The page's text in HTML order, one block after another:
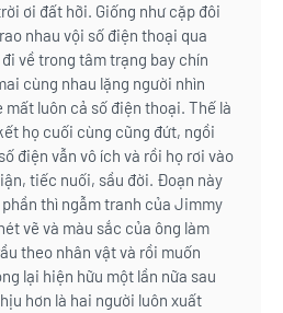
ơi đất hỡi. Giống như cặp đôi
nhau vội số điện thoại qua
về trong tâm trạng bay chín
cùng nhau lặng người nhìn
mất luôn cả số điện thoại. Thế là
họ cuối cùng cũng đứt, ngồi
điện vẫn vô ích và rồi họ rơi vào
tiếc nuối, sầu đời. Đoạn này
thì ngẫm tranh của Jimmy
vẽ và màu sắc của ông làm
theo nhân vật và rồi muốn
lại hiện hữu một lần nữa sau
hơn là hai người luôn xuất